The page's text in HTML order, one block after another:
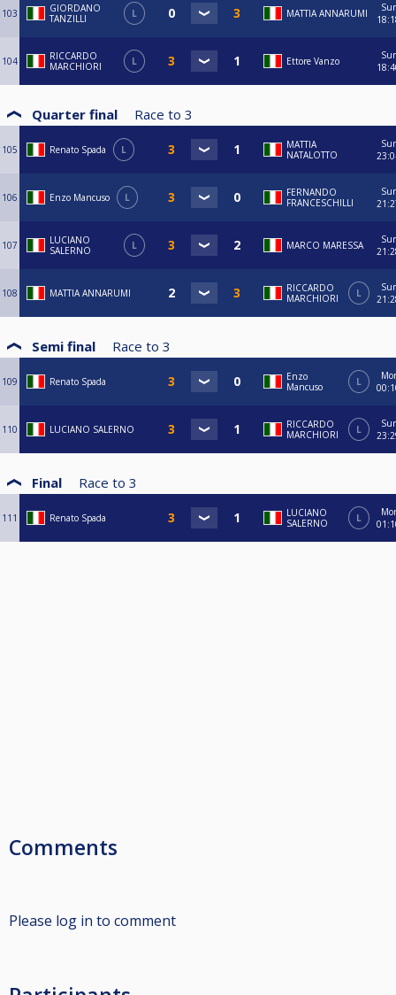
103
GIORDANO
TANZILLI
L MATTIA ANNARUMI
104
RICCARDO
MARCHIORI
L Ettore Vanzo
Quarter final Race to 3
105 Renato Spada L
MATTIA
NATALOTTO
106 Enzo Mancuso L
FERNANDO
FRANCESCHILLI
107
LUCIANO
SALERNO
L MARCO MARESSA
108 MATTIA ANNARUMI
RICCARDO
MARCHIORI
L
Semi final Race to 3
109 Renato Spada
Enzo
Mancuso
L
110 LUCIANO SALERNO
RICCARDO
MARCHIORI
L
Final Race to 3
111 Renato Spada
LUCIANO
SALERNO
L
Comments
Please log in to comment